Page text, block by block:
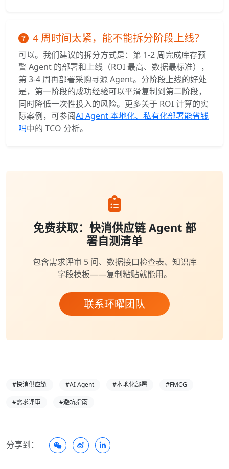
4 周时间太紧，能不能拆分阶段上线？
可以。我们建议的拆分方式是：第 1-2 周完成库存预
警 Agent 的部署和上线（ROI 最高、数据最标准），
第 3-4 周再部署采购寻源 Agent。分阶段上线的好处
是，第一阶段的成功经验可以平滑复制到第二阶段，
同时降低一次性投入的风险。更多关于 ROI 计算的实
际案例，可参阅AI Agent 本地化、私有化部署能省钱
吗中的 TCO 分析。
免费获取：快消供应链 Agent 部
署自测清单
包含需求评审 5 问、数据接口检查表、知识库
字段模板——复制粘贴就能用。
联系环曜团队
#快消供应链 #AI Agent #本地化部署
#FMCG
#需求评审
#避坑指南
分享到：